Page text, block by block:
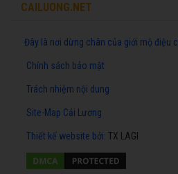
CAILUONG.NET
Đây là nơi dừng chân của giới mộ điệu
Chính sách bảo mật
Trách nhiệm nội dung
Site-Map Cải Lương
Thiết kế website bởi: TX LAGI